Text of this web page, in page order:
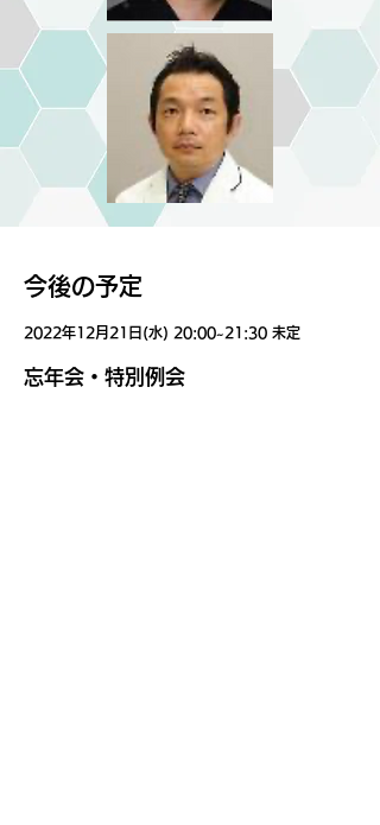
​今後の予定
2022年12月21日(水) 20:00~21:30 未定
​忘年会・特別例会